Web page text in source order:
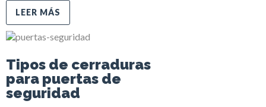
LEER MÁS
Tipos de cerraduras
para puertas de
seguridad